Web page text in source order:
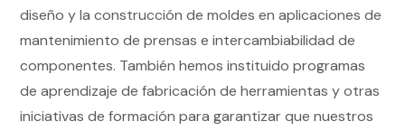
diseño y la construcción de moldes en aplicaciones de
mantenimiento de prensas e intercambiabilidad de
componentes. También hemos instituido programas
de aprendizaje de fabricación de herramientas y otras
iniciativas de formación para garantizar que nuestros